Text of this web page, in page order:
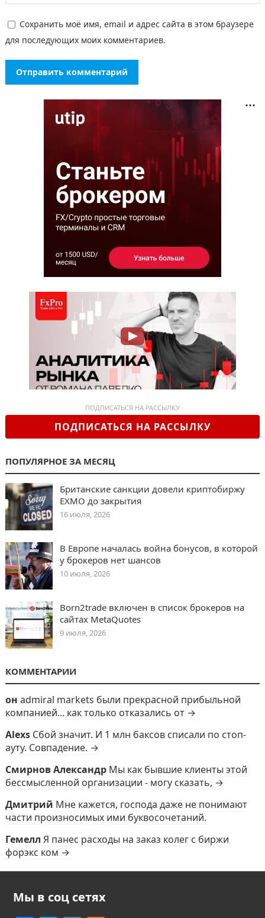
Сохранить моё имя, email и адрес сайта в этом браузере
для последующих моих комментариев.
ПОДПИСАТЬСЯ НА РАССЫЛКУ
ПОДПИСАТЬСЯ НА РАССЫЛКУ
ПОПУЛЯРНОЕ ЗА МЕСЯЦ
Британские санкции довели криптобиржу
EXMO до закрытия
16 июля, 2026
В Европе началась война бонусов, в которой
у брокеров нет шансов
10 июля, 2026
Born2trade включен в список брокеров на
сайтах MetaQuotes
9 июля, 2026
КОММЕНТАРИИ
он admiral markets были прекрасной прибыльной
компанией... как только отказались от →
Alexs Сбой значит. И 1 млн баксов списали по стоп-
ауту. Совпадение. →
Смирнов Александр Мы как бывшие клиенты этой
бессмысленной организации - могу сказать, →
Дмитрий Мне кажется, господа даже не понимают
части произносимых ими буквосочетаний.
Гемелл Я панес расходы на заказ колег с биржи
форэкс ком →
Мы в соц сетях